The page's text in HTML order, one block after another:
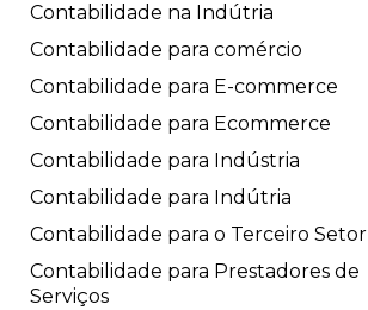
Contabilidade na Indútria
Contabilidade para comércio
Contabilidade para E-commerce
Contabilidade para Ecommerce
Contabilidade para Indústria
Contabilidade para Indútria
Contabilidade para o Terceiro Setor
Contabilidade para Prestadores de
Serviços